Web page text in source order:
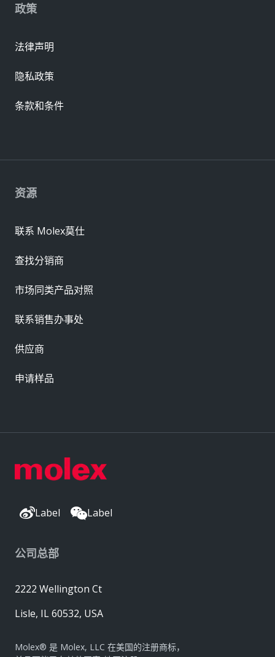
Label Label
公司总部
2222 Wellington Ct
Lisle, IL 60532, USA
Molex® 是 Molex, LLC 在美国的注册商标，
资源
联系 Molex莫仕
查找分销商
市场同类产品对照
联系销售办事处
供应商
申请样品
政策
法律声明
隐私政策
条款和条件